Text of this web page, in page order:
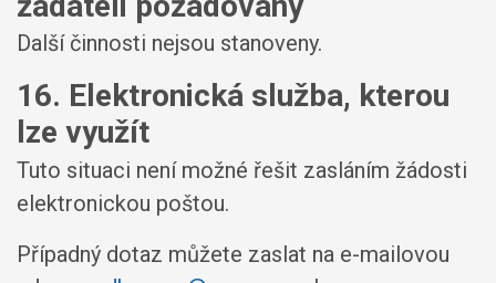
Další činnosti nejsou stanoveny.
16. Elektronická služba, kterou
lze využít
Tuto situaci není možné řešit zasláním žádosti
elektronickou poštou.
Případný dotaz můžete zaslat na e-mailovou